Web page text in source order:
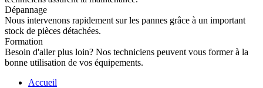
Dépannage
Nous intervenons rapidement sur les pannes grâce à un important
stock de pièces détachées.
Formation
Besoin d'aller plus loin? Nos techniciens peuvent vous former à la
bonne utilisation de vos équipements.
Accueil